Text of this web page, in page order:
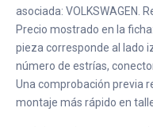
asociada: VOLKSWAGEN.
Precio mostrado en la
pieza corresponde al lado
número de estrías,
Una comprobación previa
montaje más rápido en